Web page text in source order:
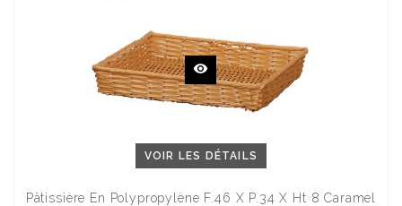
VOIR LES DÉTAILS
Pâtissière En Polypropylène F.46 X P.34 X Ht 8 Caramel